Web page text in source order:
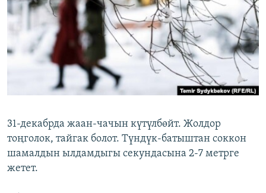
ДАНИСТЕ
ЭЖЕ-СИҢДИЛЕР
АЗАТТЫК+
ЫҢГАЙСЫЗ СУРООЛОР
ОНЛАЙН ШЕРИНЕ
31-декабрда жаан-чачын күтүлбөйт. Жолдор
тоңголок, тайгак болот. Түндүк-батыштан соккон
шамалдын ылдамдыгы секундасына 2-7 метрге
жетет.